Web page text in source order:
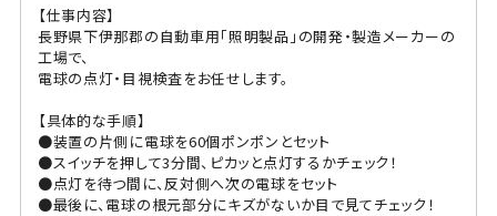
【仕事内容】
長野県下伊那郡の自動車用「照明製品」の開発・製造メーカーの
工場で、
電球の点灯・目視検査をお任せします。
【具体的な手順】
●装置の片側に電球を60個ポンポンとセット
●スイッチを押して3分間、ピカッと点灯するかチェック！
●点灯を待つ間に、反対側へ次の電球をセット
●最後に、電球の根元部分にキズがないか目で見てチェック！